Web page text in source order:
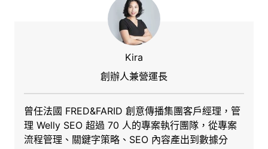
Kira
創辦人兼營運長
曾任法國 FRED&FARID 創意傳播集團客戶經理，管
理 Welly SEO 超過 70 人的專案執行團隊，從專案
流程管理、關鍵字策略、SEO 內容產出到數據分